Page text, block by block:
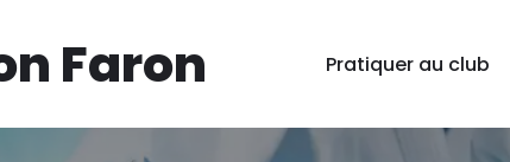
Faron Pratiquer au club